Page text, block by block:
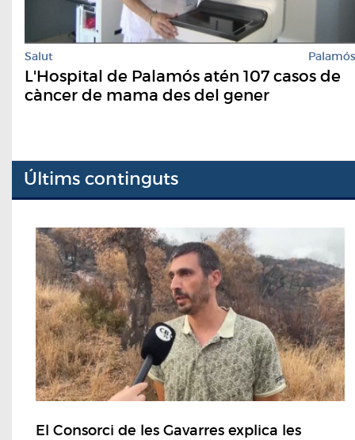
Salut Palamós
L'Hospital de Palamós atén 107 casos de
càncer de mama des del gener
Últims continguts
El Consorci de les Gavarres explica les